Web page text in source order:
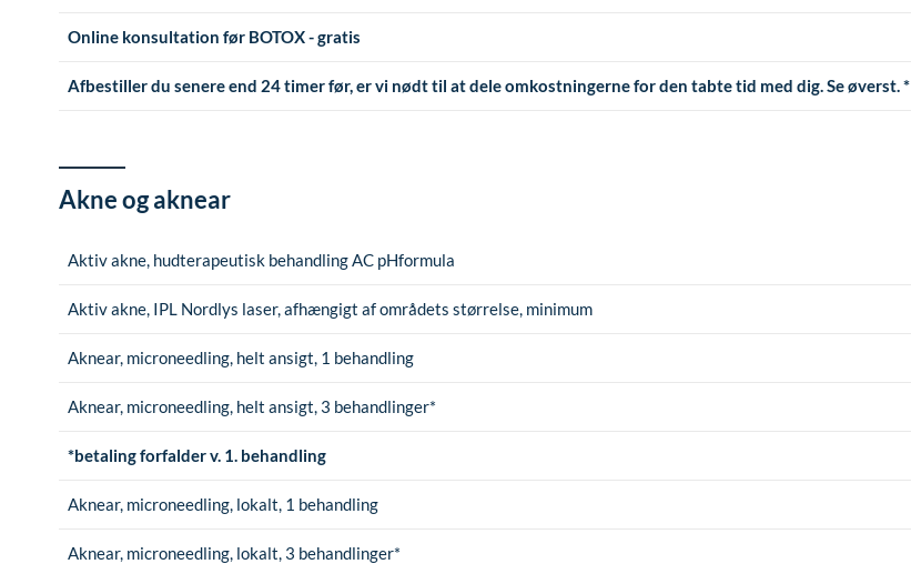
Online konsultation før BOTOX - gratis
Afbestiller du senere end 24 timer før, er vi nødt til at dele omkostningerne for den tabte tid med dig. Se øverst. *
Akne og aknear
Aktiv akne, hudterapeutisk behandling AC pHformula
Aktiv akne, IPL Nordlys laser, afhængigt af områdets størrelse, minimum
Aknear, microneedling, helt ansigt, 1 behandling
Aknear, microneedling, helt ansigt, 3 behandlinger*
*betaling forfalder v. 1. behandling
Aknear, microneedling, lokalt, 1 behandling
Aknear, microneedling, lokalt, 3 behandlinger*